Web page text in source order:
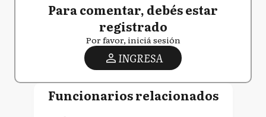
Para comentar, debés estar
registrado
Por favor, iniciá sesión
INGRESA
Funcionarios relacionados